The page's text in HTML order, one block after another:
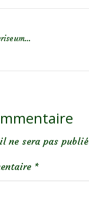
ne sera pas
*